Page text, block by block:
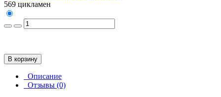
569 цикламен
В корзину
Описание
Отзывы (0)